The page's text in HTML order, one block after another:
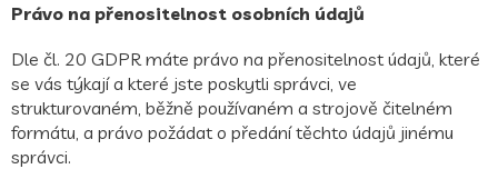
Právo na přenositelnost osobních údajů
Dle čl. 20 GDPR máte právo na přenositelnost údajů, které
se vás týkají a které jste poskytli správci, ve
strukturovaném, běžně používaném a strojově čitelném
formátu, a právo požádat o předání těchto údajů jinému
správci.